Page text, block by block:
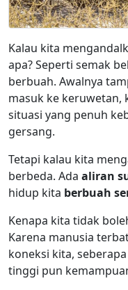
Kalau kita
apa? Seperti semak
berbuah. Awalnya
masuk ke keruwetan,
situasi yang penuh
gersang.
Tetapi kalau kita
berbeda. Ada aliran
hidup kita berbuah
Kenapa kita tidak
Karena manusia
koneksi kita,
tinggi pun